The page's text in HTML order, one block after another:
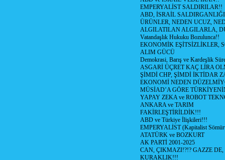
EMPERYALİST SALDIRILAR!!
ABD, İSRAİL SALDIRGANLIĞI
ÜRÜNLER, NEDEN UCUZ,
ALGILATILAN ALGILARLA,
Vatandaşlık Hukuku Bozulunca!!
EKONOMİK EŞİTSİZLİKLER,
ALIM GÜCÜ
Demokrasi, Barış ve Kardeşlik
ASGARİ ÜÇRET KAÇ LİRA
ŞİMDİ CHP, ŞİMDİ İKTİDAR
EKONOMİ NEDEN
MÜSİAD’A GÖRE
YAPAY ZEKA ve ROBOT
ANKARA ve TARIM
FAKİRLEŞTİRİLDİK!!!
ABD ve Türkiye İlişkileri!!!
EMPERYALİST (Kapitalist
ATATÜRK ve BOZKURT
AK PARTİ 2001-2025
CAN, ÇIKMAZI!?!? GAZZE
KURAKLIK!!!